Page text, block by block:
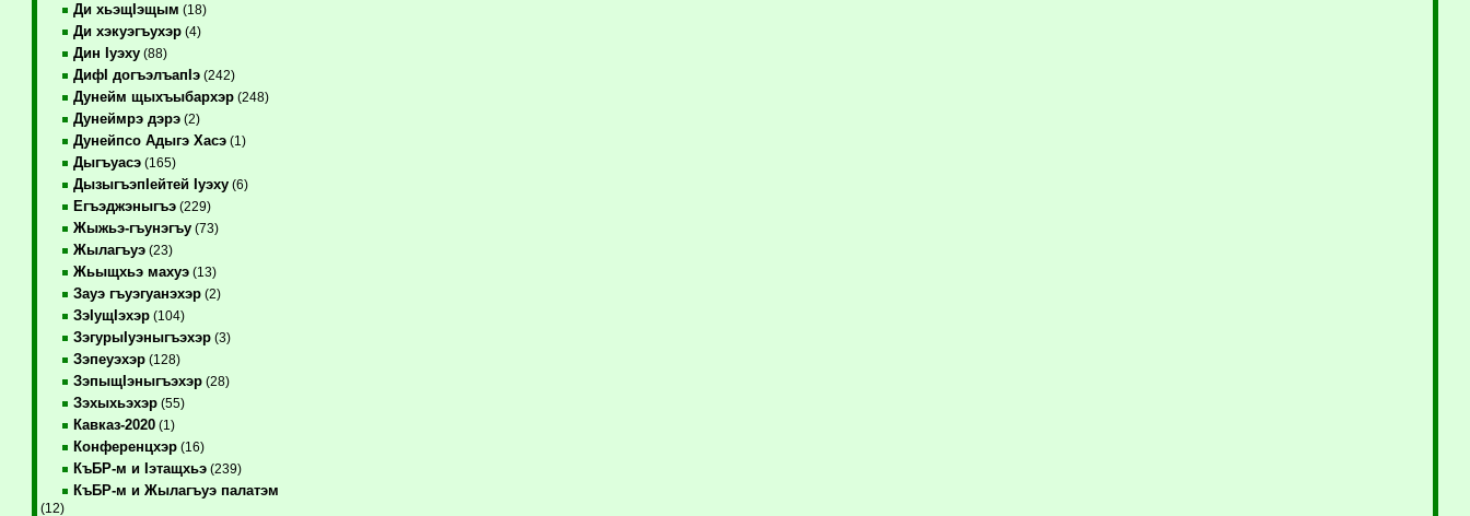
Ди хьэщIэщым (18)
Ди хэкуэгъухэр(4)
Дин Iуэху(88)
ДифI догъэлъапIэ(242)
Дунейм щыхъыбархэр(248)
Дунеймрэ дэрэ(2)
Дунейпсо Адыгэ Хасэ(1)
Дыгъуасэ(165)
ДызыгъэпIейтей Iуэху(6)
Егъэджэныгъэ(229)
Жыжьэ-гъунэгъу(73)
Жылагъуэ(23)
Жьыщхьэ махуэ(13)
Зауэ гъуэгуанэхэр(2)
ЗэIущIэхэр(104)
ЗэгурыIуэныгъэхэр(3)
Зэпеуэхэр(128)
ЗэпыщIэныгъэхэр(28)
Зэхыхьэхэр(55)
Кавказ-2020(1)
Конференцхэр(16)
КъБР-м и Iэтащхьэ(239)
КъБР-м и Жылагъуэ палатэм
(12)